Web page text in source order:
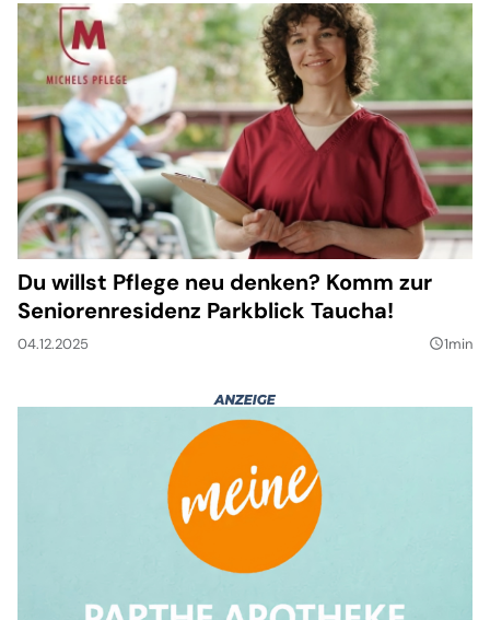
Du willst Pflege neu denken? Komm zur
Seniorenresidenz Parkblick Taucha!
04.12.2025 query_builder1min